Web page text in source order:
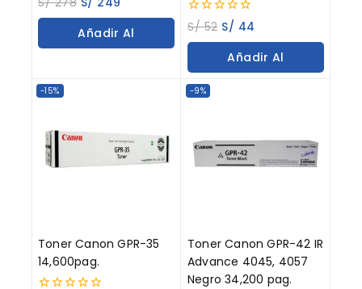
out
of
Añadir Al
0
out
of
S/52 S/ 44
Añadir Al
-15%
Toner Canon GPR-35
14,600pag.
-9%
Toner Canon GPR-42 IR
Advance 4045, 4057
Negro 34,200 pag.